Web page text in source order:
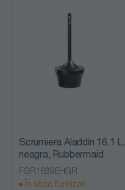
Scrumiera Aladdin 16.1 L,
neagra, Rubbermaid
FGR1639EHGR
În stoc furnizor